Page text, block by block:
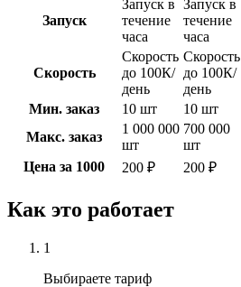
Запуск
Запуск в
течение
часа
Запуск в
течение
часа
Скорость
Скорость
до 100К/
день
Скорость
до 100К/
день
Мин. заказ
10 шт 10 шт
Макс. заказ
1 000 000
шт
700 000
шт
Цена за 1000
200 ₽ 200 ₽
Как это работает
1
Выбираете тариф